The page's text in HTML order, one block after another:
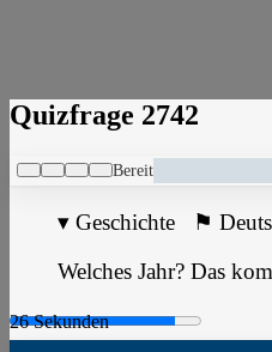
Quizfrage 2742
Bereit
▾ Geschichte ⚑
Welches Jahr? Das